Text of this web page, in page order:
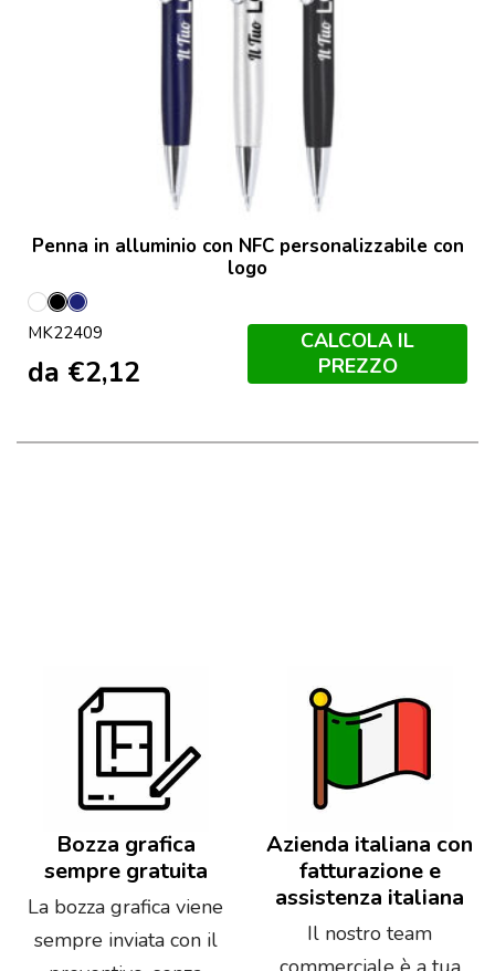
Penna in alluminio con NFC personalizzabile con
logo
Bianco
NeroMarineo
MK22409
da €2,12
CALCOLA IL
PREZZO
Bozza grafica
sempre gratuita
La bozza grafica viene
sempre inviata con il
Azienda italiana con
fatturazione e
assistenza italiana
Il nostro team